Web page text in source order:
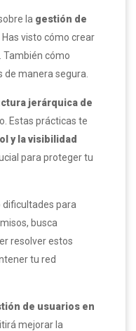
la gestión de
. Has visto cómo crear
También cómo
manera segura.
jerárquica de
Estas prácticas te
y la visibilidad
para proteger tu
para
busca
resolver estos
tu red
de usuarios en
mejorar la